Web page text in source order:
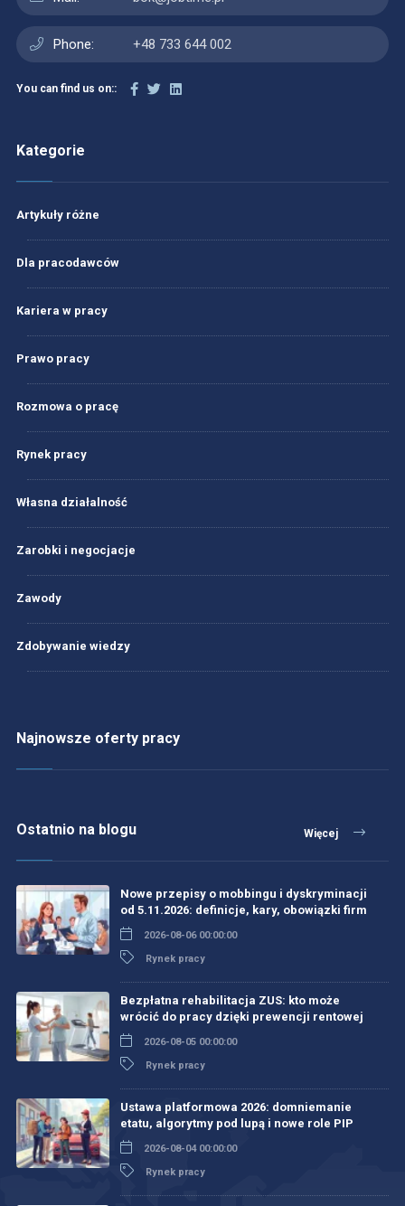
Phone: +48 733 644 002
You can find us on::
Kategorie
Artykuły różne
Dla pracodawców
Kariera w pracy
Prawo pracy
Rozmowa o pracę
Rynek pracy
Własna działalność
Zarobki i negocjacje
Zawody
Zdobywanie wiedzy
Najnowsze oferty pracy
Ostatnio na blogu Więcej
Nowe przepisy o mobbingu i dyskryminacji
od 5.11.2026: definicje, kary, obowiązki firm
2026-08-06 00:00:00
Rynek pracy
Bezpłatna rehabilitacja ZUS: kto może
wrócić do pracy dzięki prewencji rentowej
2026-08-05 00:00:00
Rynek pracy
Ustawa platformowa 2026: domniemanie
etatu, algorytmy pod lupą i nowe role PIP
2026-08-04 00:00:00
Rynek pracy